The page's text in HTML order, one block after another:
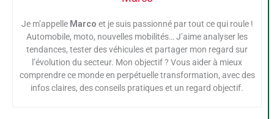
Je m’appelle Marco et je suis passionné par tout ce qui roule !
Automobile, moto, nouvelles mobilités… J’aime analyser les
tendances, tester des véhicules et partager mon regard sur
l’évolution du secteur. Mon objectif ? Vous aider à mieux
comprendre ce monde en perpétuelle transformation, avec des
infos claires, des conseils pratiques et un regard objectif.